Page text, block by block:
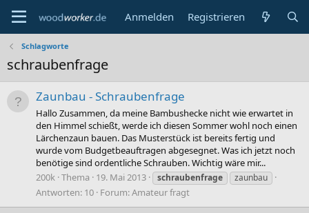
Anmelden Registrieren
Schlagworte
schraubenfrage
Zaunbau - Schraubenfrage
Hallo Zusammen, da meine Bambushecke nicht wie erwartet in
den Himmel schießt, werde ich diesen Sommer wohl noch einen
Lärchenzaun bauen. Das Musterstück ist bereits fertig und
wurde vom Budgetbeauftragen abgesegnet. Was ich jetzt noch
benötige sind ordentliche Schrauben. Wichtig wäre mir...
200k Thema 19. Mai 2013 schraubenfrage zaunbau
Antworten: 10 Forum:Amateur fragt